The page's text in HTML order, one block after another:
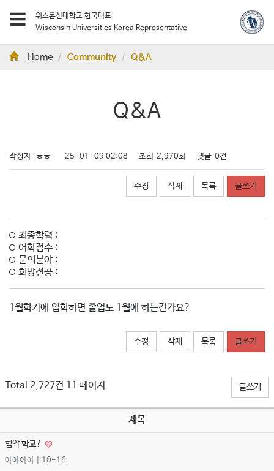
위스콘신대학교 한국대표
Wisconsin Universities Korea Representative
Home Community Q&A
Q&A
작성자 ㅎㅎ 25-01-09 02:08 조회 2,970회 댓글 0건
수정 삭제 목록 글쓰기
최종학력 :
어학점수 :
문의분야 :
희망전공 :
1월학기에 입학하면 졸업도 1월에 하는건가요?
수정 삭제 목록 글쓰기
Total 2,727건 11 페이지 글쓰기
제목
협약 학교?
아아아아 | 10-16